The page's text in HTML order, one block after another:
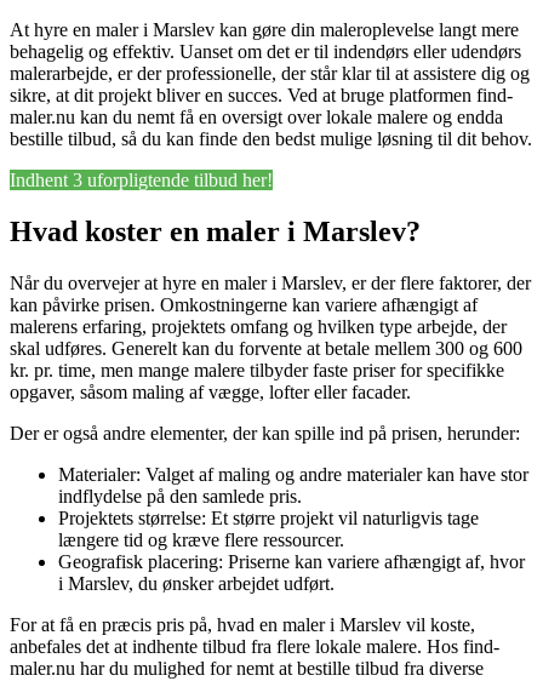
At hyre en maler i Marslev kan gøre din maleroplevelse langt mere
behagelig og effektiv. Uanset om det er til indendørs eller udendørs
malerarbejde, er der professionelle, der står klar til at assistere dig og
sikre, at dit projekt bliver en succes. Ved at bruge platformen find-
maler.nu kan du nemt få en oversigt over lokale malere og endda
bestille tilbud, så du kan finde den bedst mulige løsning til dit behov.
Indhent 3 uforpligtende tilbud her!
Hvad koster en maler i Marslev?
Når du overvejer at hyre en maler i Marslev, er der flere faktorer, der
kan påvirke prisen. Omkostningerne kan variere afhængigt af
malerens erfaring, projektets omfang og hvilken type arbejde, der
skal udføres. Generelt kan du forvente at betale mellem 300 og 600
kr. pr. time, men mange malere tilbyder faste priser for specifikke
opgaver, såsom maling af vægge, lofter eller facader.
Der er også andre elementer, der kan spille ind på prisen, herunder:
Materialer: Valget af maling og andre materialer kan have stor
indflydelse på den samlede pris.
Projektets størrelse: Et større projekt vil naturligvis tage
længere tid og kræve flere ressourcer.
Geografisk placering: Priserne kan variere afhængigt af, hvor
i Marslev, du ønsker arbejdet udført.
For at få en præcis pris på, hvad en maler i Marslev vil koste,
anbefales det at indhente tilbud fra flere lokale malere. Hos find-
maler.nu har du mulighed for nemt at bestille tilbud fra diverse